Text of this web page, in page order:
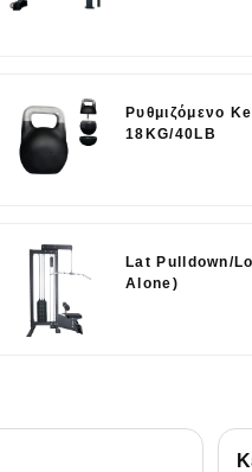
Ρυθμιζόμενο
18KG/40LB
Lat Pulldown/
Alone)